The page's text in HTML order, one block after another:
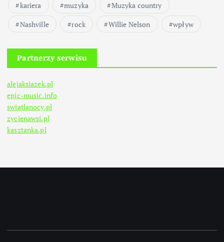
kariera
muzyka
Muzyka country
Nashville
rock Willie Nelson wpływ
Partnerzy serwisu
alejaksiazek.pl
epic-music.info
swiatlanocy.pl
zycienawsi.pl
kasztanka.pl